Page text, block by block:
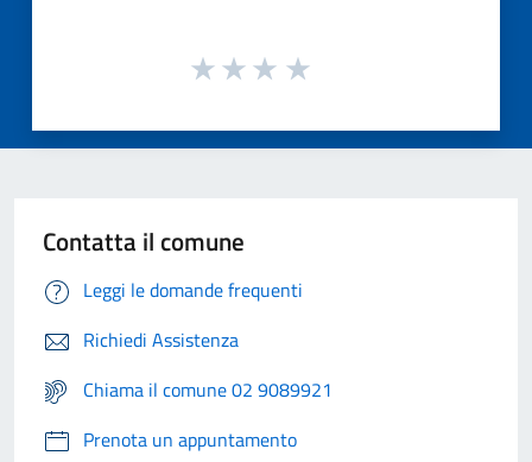
Contatta il comune
Leggi le domande frequenti
Richiedi Assistenza
Chiama il comune 02 9089921
Prenota un appuntamento